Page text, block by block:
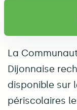
La
Dijonnaise
disponible sur
périscolaires